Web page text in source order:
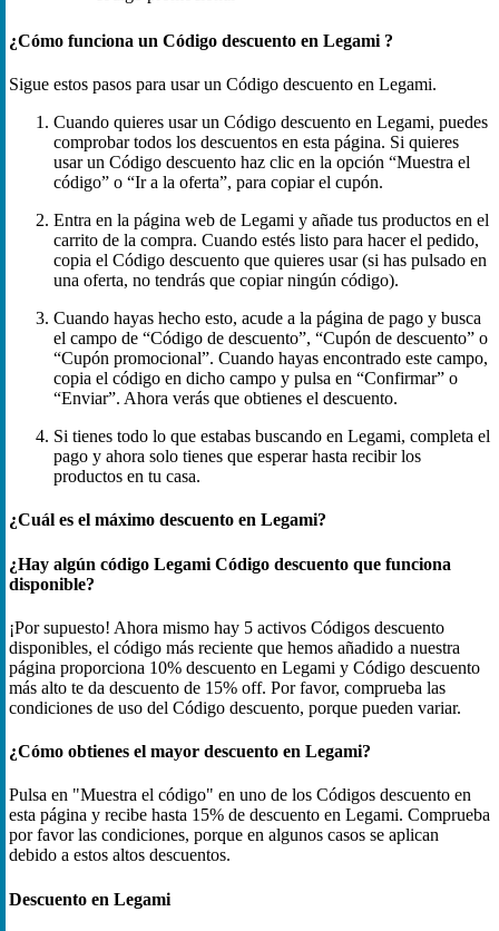
¿Cómo funciona un Código descuento en Legami ?
Sigue estos pasos para usar un Código descuento en Legami.
Cuando quieres usar un Código descuento en Legami, puedes
comprobar todos los descuentos en esta página. Si quieres
usar un Código descuento haz clic en la opción “Muestra el
código” o “Ir a la oferta”, para copiar el cupón.
Entra en la página web de Legami y añade tus productos en el
carrito de la compra. Cuando estés listo para hacer el pedido,
copia el Código descuento que quieres usar (si has pulsado en
una oferta, no tendrás que copiar ningún código).
Cuando hayas hecho esto, acude a la página de pago y busca
el campo de “Código de descuento”, “Cupón de descuento” o
“Cupón promocional”. Cuando hayas encontrado este campo,
copia el código en dicho campo y pulsa en “Confirmar” o
“Enviar”. Ahora verás que obtienes el descuento.
Si tienes todo lo que estabas buscando en Legami, completa el
pago y ahora solo tienes que esperar hasta recibir los
productos en tu casa.
¿Cuál es el máximo descuento en Legami?
¿Hay algún código Legami Código descuento que funciona
disponible?
¡Por supuesto! Ahora mismo hay 5 activos Códigos descuento
disponibles, el código más reciente que hemos añadido a nuestra
página proporciona 10% descuento en Legami y Código descuento
más alto te da descuento de 15% off. Por favor, comprueba las
condiciones de uso del Código descuento, porque pueden variar.
¿Cómo obtienes el mayor descuento en Legami?
Pulsa en "Muestra el código" en uno de los Códigos descuento en
esta página y recibe hasta 15% de descuento en Legami. Comprueba
por favor las condiciones, porque en algunos casos se aplican
debido a estos altos descuentos.
Descuento en Legami